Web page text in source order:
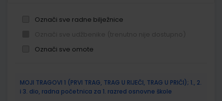
Označi sve radne bilježnice
Označi sve omote
proizvodi
MOJI TRAGOVI 1 (PRVI TRAG, TRAG U RIJEČI, TRAG U PRIČI); 1., 2.
i 3. dio, radna početnica za 1. razred osnovne škole